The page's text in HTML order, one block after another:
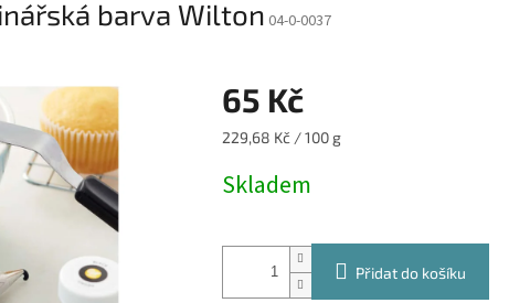
barva Wilton 04-0-0037
65 Kč
Měrná
229,68 Kč / 100 g
Skladem
Přidat do košíku